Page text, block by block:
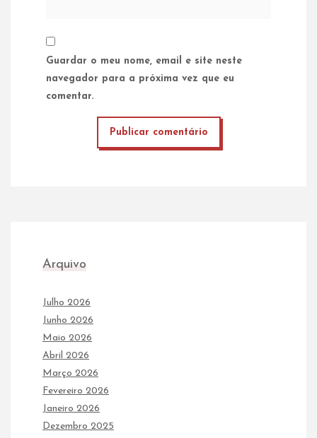
Guardar o meu nome, email e site neste
navegador para a próxima vez que eu
comentar.
Arquivo
Julho 2026
Junho 2026
Maio 2026
Abril 2026
Março 2026
Fevereiro 2026
Janeiro 2026
Dezembro 2025